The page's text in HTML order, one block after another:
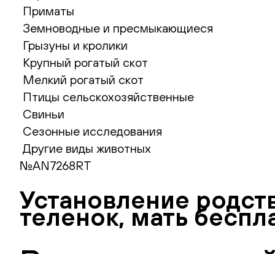
Приматы
Земноводные и пресмыкающиеся
Грызуны и кролики
Крупный рогатый скот
Мелкий рогатый скот
Птицы сельскохозяйственные
Свиньи
Сезонные исследования
Другие виды животных
№AN7268RT
Установление
теленок, мать